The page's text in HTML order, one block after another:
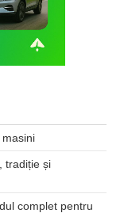
tradiție și
complet pentru